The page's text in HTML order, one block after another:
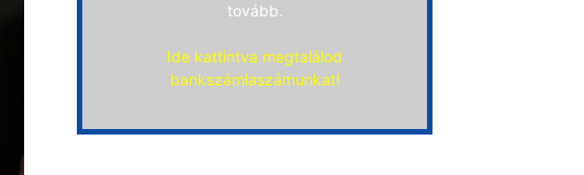
tovább.
Ide kattintva megtalálod
bankszámlaszámunkat!